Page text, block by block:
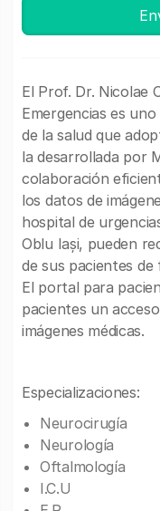
El Prof. Dr. Nicolae
Emergencias es
de la salud que
la desarrollada por
colaboración
los datos de
hospital de
Oblu Iași, pueden
de sus pacientes
El portal para
pacientes un
imágenes médicas.
Especializaciones:
Neurocirugía
Neurología
Oftalmología
I.C.U